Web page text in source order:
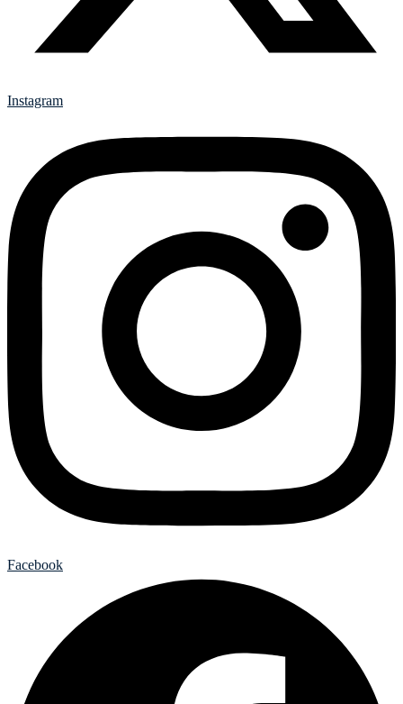
Instagram
Facebook